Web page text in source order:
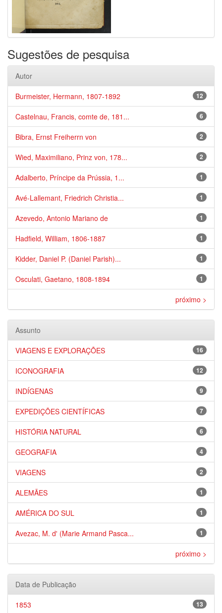
Sugestões de pesquisa
Autor
12
Burmeister, Hermann, 1807-1892
6
Castelnau, Francis, comte de, 181...
2
Bibra, Ernst Freiherrn von
2
Wied, Maximiliano, Prinz von, 178...
1
Adalberto, Príncipe da Prússia, 1...
1
Avé-Lallemant, Friedrich Christia...
1
Azevedo, Antonio Mariano de
1
Hadfield, William, 1806-1887
1
Kidder, Daniel P. (Daniel Parish)...
1
Osculati, Gaetano, 1808-1894
próximo >
Assunto
16
VIAGENS E EXPLORAÇÕES
12
ICONOGRAFIA
9
INDÍGENAS
7
EXPEDIÇÕES CIENTÍFICAS
6
HISTÓRIA NATURAL
4
GEOGRAFIA
2
VIAGENS
1
ALEMÃES
1
AMÉRICA DO SUL
1
Avezac, M. d' (Marie Armand Pasca...
próximo >
Data de Publicação
13
1853